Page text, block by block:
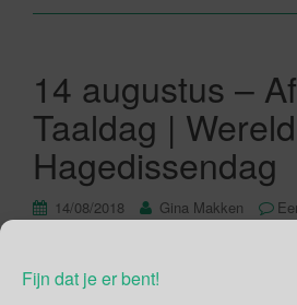
Fijn dat je er bent!
14 augustus –
Taaldag | Wereld
Hagedissendag
14/08/2018 Gina Makken
Afrikaanse Taaldag Het jy geweet?